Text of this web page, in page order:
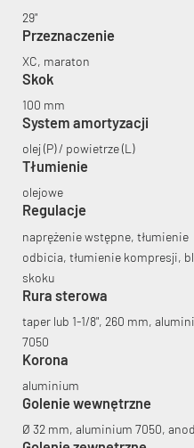
29"
Przeznaczenie
XC, maraton
Skok
100 mm
System amortyzacji
olej (P) / powietrze (L)
Tłumienie
olejowe
Regulacje
naprężenie wstępne, tłumienie
odbicia, tłumienie kompresji,
skoku
Rura sterowa
taper lub 1-1/8", 260 mm,
7050
Korona
aluminium
Golenie wewnętrzne
Ø 32 mm, aluminium 7050,